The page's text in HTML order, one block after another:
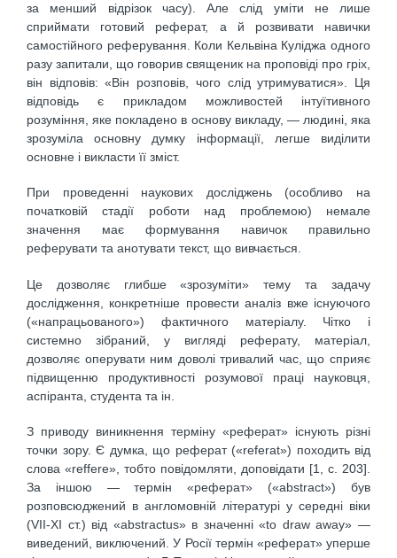
за менший відрізок часу). Але слід уміти не лише
сприймати готовий реферат, а й розвивати навички
самостійного реферування. Коли Кельвіна Куліджа одного
разу запитали, що говорив священик на проповіді про гріх,
він відповів: «Він розповів, чого слід утримуватися». Ця
відповідь є прикладом можливостей інтуїтивного
розуміння, яке покладено в основу викладу, — людині, яка
зрозуміла основну думку інформації, легше виділити
основне і викласти її зміст.
При проведенні наукових досліджень (особливо на
початковій стадії роботи над проблемою) немале
значення має формування навичок правильно
реферувати та анотувати текст, що вивчається.
Це дозволяє глибше «зрозуміти» тему та задачу
дослідження, конкретніше провести аналіз вже існуючого
(«напрацьованого») фактичного матеріалу. Чітко і
системно зібраний, у вигляді реферату, матеріал,
дозволяє оперувати ним доволі тривалий час, що сприяє
підвищенню продуктивності розумової праці науковця,
аспіранта, студента та ін.
З приводу виникнення терміну «реферат» існують різні
точки зору. Є думка, що реферат («referat») походить від
слова «reffere», тобто повідомляти, доповідати [1, с. 203].
За іншою — термін «реферат» («abstract») був
розповсюджений в англомовній літературі у середні віки
(VII-XI ст.) від «abstractus» в значенні «to draw away» —
виведений, виключений. У Росії термін «реферат» уперше